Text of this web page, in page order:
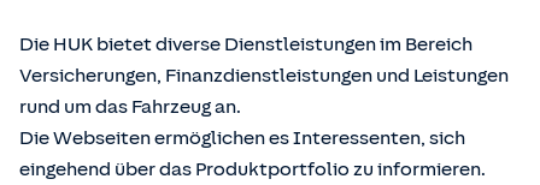
Die HUK bietet diverse Dienstleistungen im Bereich
Versicherungen, Finanzdienstleistungen und Leistungen
rund um das Fahrzeug an.
Die Webseiten ermöglichen es Interessenten, sich
eingehend über das Produktportfolio zu informieren.